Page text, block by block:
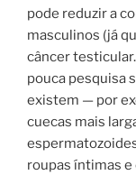
pode reduzir a
masculinos (já
câncer
pouca pesquisa
existem — por
cuecas mais
roupas íntimas